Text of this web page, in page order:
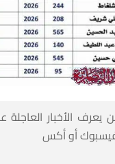
الأخبار العاجلة
فيسبوك أو أكس